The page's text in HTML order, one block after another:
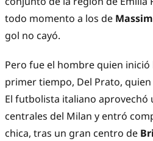
todo momento a los de
gol no cayó.
Pero fue el hombre quien inició
primer tiempo, Del Prato, quien
El futbolista italiano aprovechó
centrales del Milan y entró
chica, tras un gran centro de